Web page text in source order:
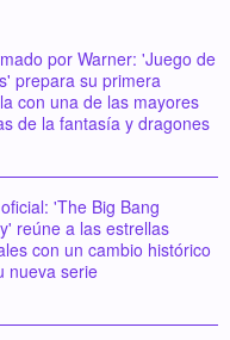
por Warner: 'Juego de
prepara su primera
con una de las mayores
de la fantasía y dragones
'The Big Bang
reúne a las estrellas
con un cambio histórico
nueva serie